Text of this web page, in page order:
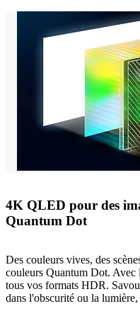
4K QLED pour des
Quantum Dot
Des couleurs vives, des
couleurs Quantum Dot.
tous vos formats HDR.
dans l'obscurité ou la